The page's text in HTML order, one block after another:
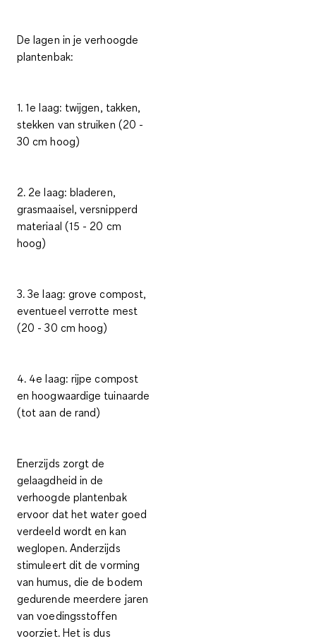
De lagen in je verhoogde
plantenbak:
1. 1e laag: twijgen, takken,
stekken van struiken (20 -
30 cm hoog)
2. 2e laag: bladeren,
grasmaaisel, versnipperd
materiaal (15 - 20 cm
hoog)
3. 3e laag: grove compost,
eventueel verrotte mest
(20 - 30 cm hoog)
4. 4e laag: rijpe compost
en hoogwaardige tuinaarde
(tot aan de rand)
Enerzijds zorgt de
gelaagdheid in de
verhoogde plantenbak
ervoor dat het water goed
verdeeld wordt en kan
weglopen. Anderzijds
stimuleert ditde vorming
van humus, die de bodem
gedurende meerdere jaren
van voedingsstoffen
voorziet. Het is dus